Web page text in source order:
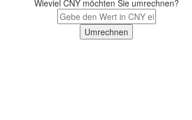
Wieviel CNY möchten Sie umrechnen?